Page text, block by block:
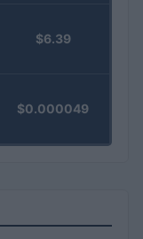
$6.39
$0.000049